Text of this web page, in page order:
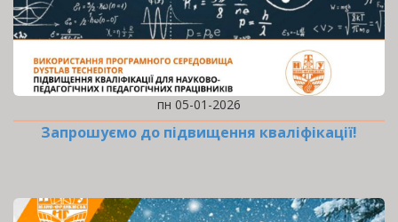
пн 05-01-2026
Запрошуємо до підвищення кваліфікації!